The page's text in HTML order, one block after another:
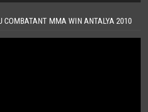
COMBATANT MMA WIN ANTALYA 2010